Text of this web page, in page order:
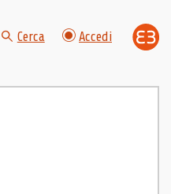
Cerca Accedi